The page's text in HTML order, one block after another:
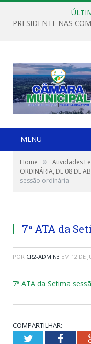
PRESIDENTE NAS
MENU
Home » Atividades
ORDINÁRIA, DE 08 DE
sessão ordinária
7ª ATA da
POR CR2-ADMIN3 EM 12 DE
7ª ATA da Setima
COMPARTILHAR:
Twitter